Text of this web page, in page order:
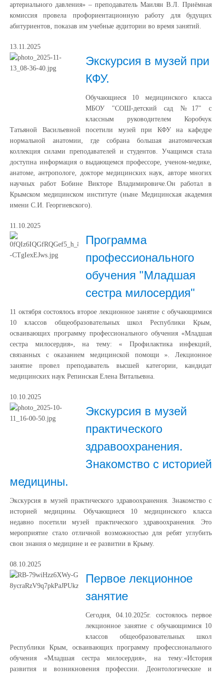
артериального давления» – преподаватель Маилян В.Л. Приёмная
комиссия провела профориентационную работу для будущих
абитуриентов, показав им учебные аудитории во время занятий.
13.11.2025
Экскурсия в музей при
КФУ.
Обучающиеся 10 медицинского класса
МБОУ "СОШ-детский сад №17" с
классным руководителем Коробчук
Татьяной Васильевной посетили музей при КФУ на кафедре
нормальной анатомии, где собрана большая анатомическая
коллекция силами преподавателей и студентов. Учащимся стала
доступна информация о выдающемся профессоре, ученом-медике,
анатоме, антропологе, докторе медицинских наук, авторе многих
научных работ Бобине Викторе Владимировиче.Он работал в
Крымском медицинском институте (ныне Медицинская академия
имени С.И. Георгиевского).
11.10.2025
Программа
профессионального
обучения "Младшая
сестра милосердия"
11 октября состоялось второе лекционное занятие с обучающимися
10 классов общеобразовательных школ Республики Крым,
осваивающих программу профессионального обучения «Младшая
сестра милосердия», на тему: « Профилактика инфекций,
связанных с оказанием медицинской помощи ». Лекционное
занятие провел преподаватель высшей категории, кандидат
медицинских наук Репинская Елена Витальевна.
10.10.2025
Экскурсия в музей
практического
здравоохранения.
Знакомство с историей
медицины.
Экскурсия в музей практического здравоохранения. Знакомство с
историей медицины. Обучающиеся 10 медицинского класса
недавно посетили музей практического здравоохранения. Это
мероприятие стало отличной возможностью для ребят углубить
свои знания о медицине и ее развитии в Крыму.
08.10.2025
Первое лекционное
занятие
Сегодня, 04.10.2025г. состоялось первое
лекционное занятие с обучающимися 10
классов общеобразовательных школ
Республики Крым, осваивающих программу профессионального
обучения «Младшая сестра милосердия», на тему:«История
развития и возникновения профессии. Деонтологические и